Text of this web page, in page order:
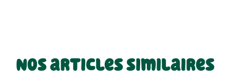
Nos articles similaires